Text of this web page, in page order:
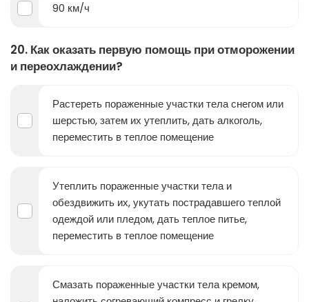
90 км/ч
20. Как оказать первую помощь при отморожении
и переохлаждении?
Растереть пораженные участки тела снегом или
шерстью, затем их утеплить, дать алкоголь,
переместить в теплое помещение
Утеплить пораженные участки тела и
обездвижить их, укутать пострадавшего теплой
одеждой или пледом, дать теплое питье,
переместить в теплое помещение
Смазать пораженные участки тела кремом,